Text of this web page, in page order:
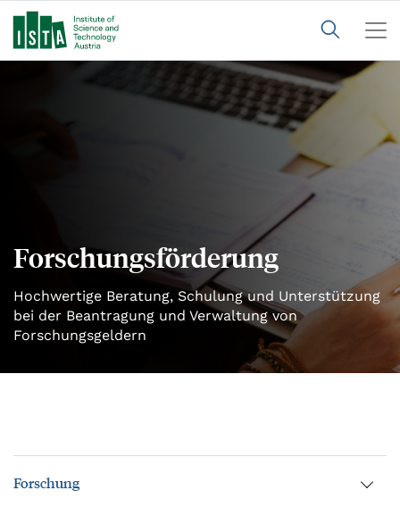
Forschungsförderung
Hochwertige Beratung, Schulung und Unterstützung
bei der Beantragung und Verwaltung von
Forschungsgeldern
Forschung